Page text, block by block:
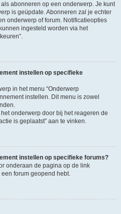
abonneren op een onderwerp. Je kunt
is geüpdate. Abonneren zal je echter
onderwerp of forum. Notificatieopties
ingesteld worden via het
instellen op specifieke
in het menu “Onderwerp
instellen. Dit menu is zowel
onderwerp door bij het reageren de
is geplaatst” aan te vinken.
instellen op specifieke forums?
onderaan de pagina op de link
een forum geopend hebt.